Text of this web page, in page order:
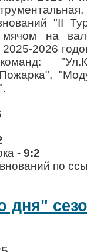
"II
мячом на
2025-2026
,
.
- 9:2
по